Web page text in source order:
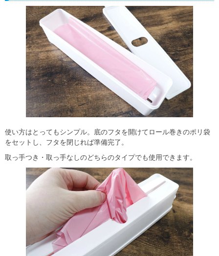
使い方はとってもシンプル。底のフタを開けてロール巻きのポリ袋
をセットし、フタを閉じれば準備完了。
取っ手つき・取っ手なしのどちらのタイプでも使用できます。